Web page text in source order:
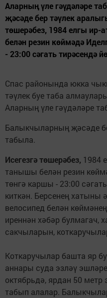
Аларның үле гәүдәләре
җәсәде бер тәүлек
төшерәбез, 1984 елгы ир-
белән резин көймәдә
- 23:00 сәгать тирәсендә
Спас районында юкка
тәүлек буе таба
Аларның үле гәүдәләре
Балыкчыларның җәсәде
табыла.
Исегезгә төшерәбез, 1984
танышы белән резин
төнгә каршы - 23:00
киткән. Берсенең хатыны
велосипед белән
иреннән хәбәр булмагач,
сакчыларын,
Коткаручылар башта яр
аннары суда эзләү
октябрьдә, ярдан 50 метр
табып алалар.